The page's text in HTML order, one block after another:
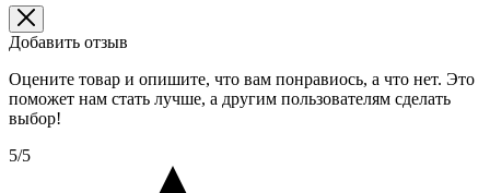
Добавить отзыв
Оцените товар и опишите, что вам понравиось, а что нет. Это
поможет нам стать лучше, а другим пользователям сделать
выбор!
5/5